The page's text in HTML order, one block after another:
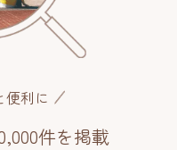
便利に
件を掲載